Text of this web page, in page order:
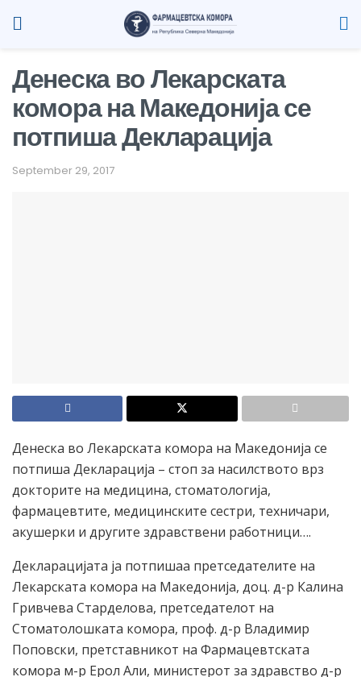
Денеска во Лекарската
комора на Македонија се
потпиша Декларација
September 29, 2017
Денеска во Лекарската комора на Македонија се
потпиша Декларација – стоп за насилството врз
докторите на медицина, стоматологија,
фармацевтите, медицинските сестри, техничари,
акушерки и другите здравствени работници….
Декларацијата ја потпишаа претседателите на
Лекарската комора на Македонија, доц. д-р Калина
Гривчева Старделова, претседателот на
Стоматолошката комора, проф. д-р Владимир
Поповски, претставникот на Фармацевтската
комора м-р Ерол Али, министерот за здравство д-р